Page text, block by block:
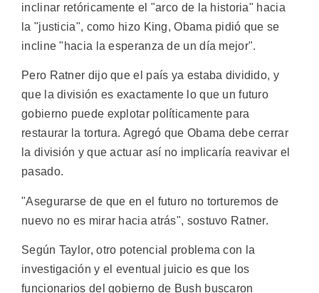
inclinar retóricamente el "arco de la historia" hacia
la "justicia", como hizo King, Obama pidió que se
incline "hacia la esperanza de un día mejor".
Pero Ratner dijo que el país ya estaba dividido, y
que la división es exactamente lo que un futuro
gobierno puede explotar políticamente para
restaurar la tortura. Agregó que Obama debe cerrar
la división y que actuar así no implicaría reavivar el
pasado.
"Asegurarse de que en el futuro no torturemos de
nuevo no es mirar hacia atrás", sostuvo Ratner.
Según Taylor, otro potencial problema con la
investigación y el eventual juicio es que los
funcionarios del gobierno de Bush buscaron